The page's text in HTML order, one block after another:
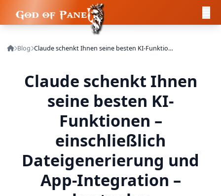
Blog Claude schenkt Ihnen seine besten KI-Funktionen – einschließlich Dateigenerierung und App-Integration – kostenlos
Claude schenkt Ihnen
seine besten KI-
Funktionen –
einschließlich
Dateigenerierung und
App-Integration –